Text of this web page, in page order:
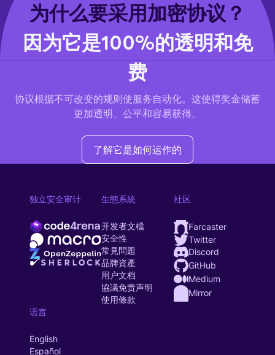
为什么要采用加密协议？
因为它是100%的透明和免
费
协议根据不可改变的规则使服务自动化。这使得奖金储蓄
更加透明、公平和容易获得。
了解它是如何运作的
独立安全审计 生態系統
开发者文檔
安全性
常見問題
品牌資產
用户文档
協議免责声明
使用條款
社区
Farcaster
Twitter
Discord
GitHub
Medium
Mirror
语言
English
Español